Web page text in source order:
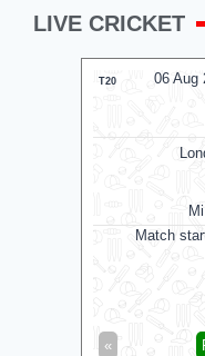
LIVE CRICKET
06 Aug
T20
Match
«